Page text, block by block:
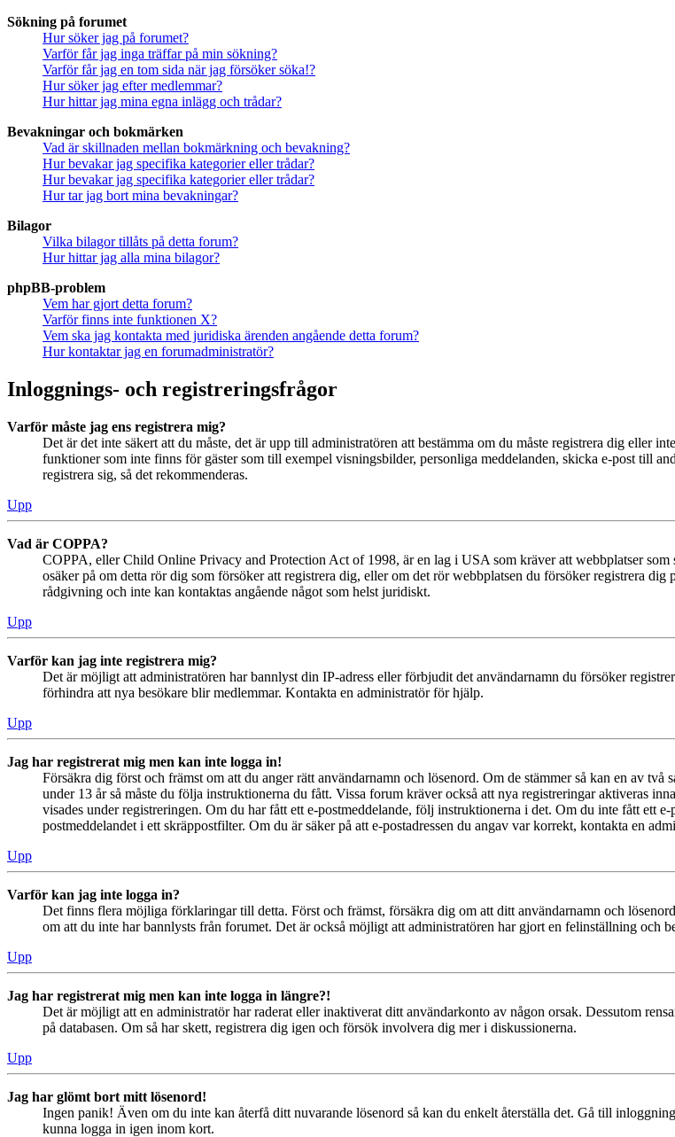
Sökning på forumet
Hur söker jag på forumet?
Varför får jag inga träffar på min sökning?
Varför får jag en tom sida när jag försöker söka!?
Hur söker jag efter medlemmar?
Hur hittar jag mina egna inlägg och trådar?
Bevakningar och bokmärken
Vad är skillnaden mellan bokmärkning och bevakning?
Hur bevakar jag specifika kategorier eller trådar?
Hur bevakar jag specifika kategorier eller trådar?
Hur tar jag bort mina bevakningar?
Bilagor
Vilka bilagor tillåts på detta forum?
Hur hittar jag alla mina bilagor?
phpBB-problem
Vem har gjort detta forum?
Varför finns inte funktionen X?
Vem ska jag kontakta med juridiska ärenden angående detta forum?
Hur kontaktar jag en forumadministratör?
Inloggnings- och registreringsfrågor
Varför måste jag ens registrera mig?
Det är det inte säkert att du måste, det är upp till administratören att bestämma om du måste registrera dig eller
funktioner som inte finns för gäster som till exempel visningsbilder, personliga meddelanden, skicka e-post till
registrera sig, så det rekommenderas.
Upp
Vad är COPPA?
COPPA, eller Child Online Privacy and Protection Act of 1998, är en lag i USA som kräver att webbplatser
osäker på om detta rör dig som försöker att registrera dig, eller om det rör webbplatsen du försöker registrera
rådgivning och inte kan kontaktas angående något som helst juridiskt.
Upp
Varför kan jag inte registrera mig?
Det är möjligt att administratören har bannlyst din IP-adress eller förbjudit det användarnamn du försöker
förhindra att nya besökare blir medlemmar. Kontakta en administratör för hjälp.
Upp
Jag har registrerat mig men kan inte logga in!
Försäkra dig först och främst om att du anger rätt användarnamn och lösenord. Om de stämmer så kan en av
under 13 år så måste du följa instruktionerna du fått. Vissa forum kräver också att nya registreringar aktiveras
visades under registreringen. Om du har fått ett e-postmeddelande, följ instruktionerna i det. Om du inte fått ett
postmeddelandet i ett skräppostfilter. Om du är säker på att e-postadressen du angav var korrekt, kontakta en
Upp
Varför kan jag inte logga in?
Det finns flera möjliga förklaringar till detta. Först och främst, försäkra dig om att ditt användarnamn och
om att du inte har bannlysts från forumet. Det är också möjligt att administratören har gjort en felinställning och
Upp
Jag har registrerat mig men kan inte logga in längre?!
Det är möjligt att en administratör har raderat eller inaktiverat ditt användarkonto av någon orsak. Dessutom
på databasen. Om så har skett, registrera dig igen och försök involvera dig mer i diskussionerna.
Upp
Jag har glömt bort mitt lösenord!
Ingen panik! Även om du inte kan återfå ditt nuvarande lösenord så kan du enkelt återställa det. Gå till
kunna logga in igen inom kort.